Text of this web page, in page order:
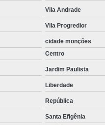
Vila Andrade
Vila Progredior
cidade monções
Centro
Jardim Paulista
Liberdade
República
Santa Efigênia